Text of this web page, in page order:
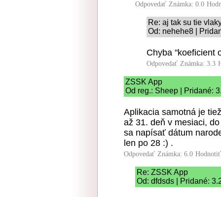
Odpovedať Známka: 0.0
Re: aj tak su tie
Od: nehehe8 |
Chyba "koeficient
Odpovedať Známka: 3.3
ZSSK App
Od reg.: Sheep | Pridané:
Aplikacia samotná je
až 31. deň v mesiaci,
sa napísať dátum
len po 28 :) .
Odpovedať Známka: 6.0
Re: ZSSK App
Od: dfdsds | Pridané: